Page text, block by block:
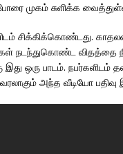
முகம் சுளிக்க
சிக்கிக்கொண்டது.
நடந்துகொண்ட விதத்தை
ஒரு பாடம். நபர்களிடம்
அந்த வீடியோ